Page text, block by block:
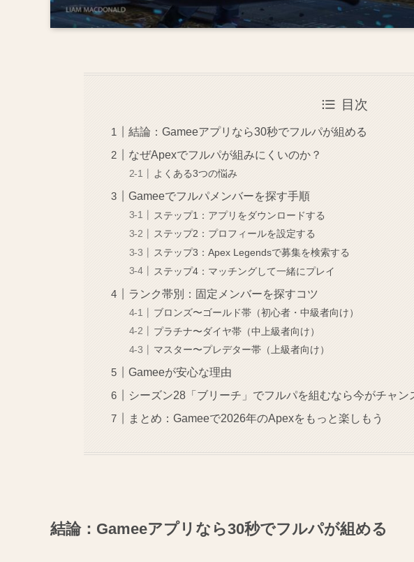
目次
結論：Gameeアプリなら30秒でフルパが組める
なぜApexでフルパが組みにくいのか？
よくある3つの悩み
Gameeでフルパメンバーを探す手順
ステップ1：アプリをダウンロードする
ステップ2：プロフィールを設定する
ステップ3：Apex Legendsで募集を検索する
ステップ4：マッチングして一緒にプレイ
ランク帯別：固定メンバーを探すコツ
ブロンズ〜ゴールド帯（初心者・中級者向け）
プラチナ〜ダイヤ帯（中上級者向け）
マスター〜プレデター帯（上級者向け）
Gameeが安心な理由
シーズン28「ブリーチ」でフルパを組むなら今がチャン
まとめ：Gameeで2026年のApexをもっと楽しもう
結論：Gameeアプリなら30秒でフルパが組める